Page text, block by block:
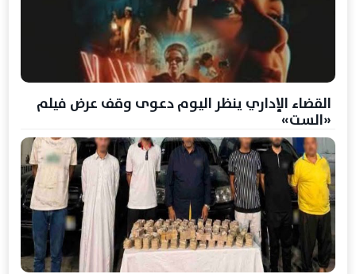
القضاء الإداري ينظر اليوم دعوى وقف عرض فيلم
«الست»